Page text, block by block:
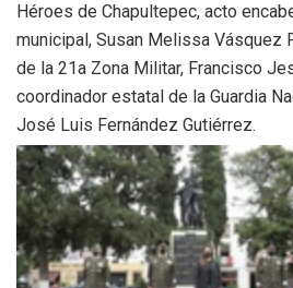
Héroes de Chapultepec, acto
municipal, Susan Melissa Vásquez
de la 21a Zona Militar, Francisco
coordinador estatal de la Guardia
José Luis Fernández Gutiérrez.